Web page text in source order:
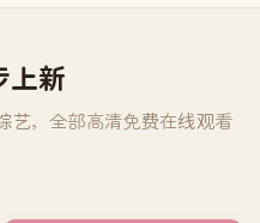
上新
艺，全部高清免费在线观看